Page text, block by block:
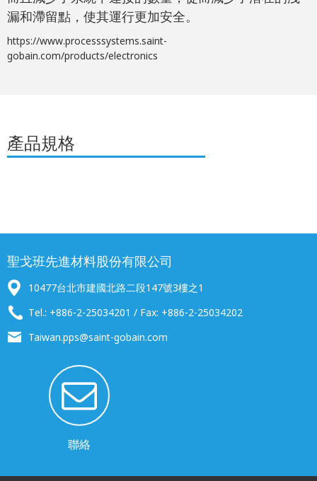
漏和滯留點，使其運行更加安全。
https://www.processsystems.saint-
gobain.com/products/electronics
產品規格
聖戈班先進材料股份有限公司
10477台北市建國北路二段147號3樓之1
Tel.: +886-2-25034201 / Fax: +886-2-25034202
Taiwan.pps@saint-gobain.com
聯絡